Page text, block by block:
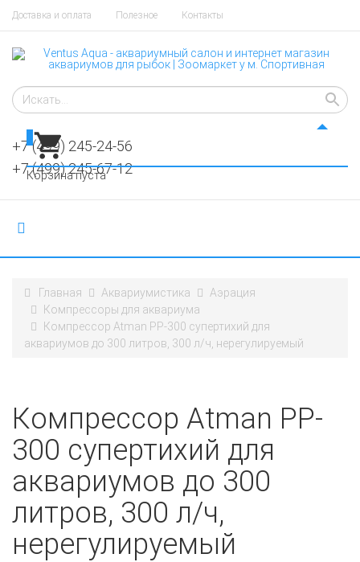
Доставка и оплата Полезное Контакты
+7 (499) 245-24-56
+7 (499) 245-67-12
Корзина пуста
Главная Аквариумистика
Аэрация
Компрессоры для аквариума
Компрессор Atman PP-300 супертихий для
аквариумов до 300 литров, 300 л/ч, нерегулируемый
Компрессор Atman PP-
300 супертихий для
аквариумов до 300
литров, 300 л/ч,
нерегулируемый